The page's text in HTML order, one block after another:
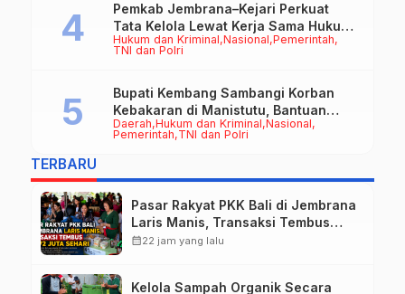
Hukum dan Kriminal Nasional Pemerintah
TNI dan Polri
Pemkab Jembrana–Kejari Perkuat
Tata Kelola Lewat Kerja Sama Hukum
Datun
Daerah Hukum dan Kriminal Nasional
Pemerintah TNI dan Polri
Bupati Kembang Sambangi Korban
Kebakaran di Manistutu, Bantuan
Disalurkan untuk Ringankan Beban
TERBARU
Pasar Rakyat PKK Bali di Jembrana
Laris Manis, Transaksi Tembus
Rp.672 Juta Sehari
calendar_month22 jam yang lalu
Kelola Sampah Organik Secara